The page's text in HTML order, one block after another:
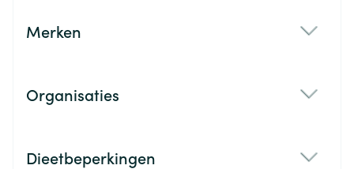
Merken
Organisaties
Dieetbeperkingen